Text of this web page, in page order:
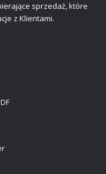
sprzedaż, które
z Klientami.